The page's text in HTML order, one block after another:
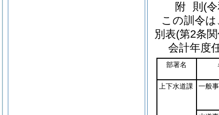
附 則 (
この訓令
別表(第2条
会計年度
部署名
上下水道課 一般